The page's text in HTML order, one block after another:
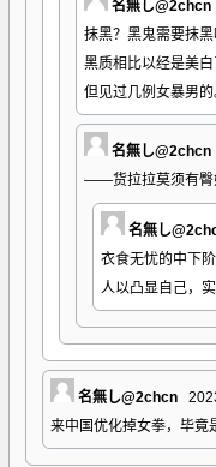
名無し@2chcn
抹黑？黑鬼需要抹
黑质相比以经是美白
但见过几例女暴男的
名無し@2chcn
——货拉拉莫须有臀
名無し
衣食无忧的中下
人以凸显自己，
名無し@2chcn
来中国优化掉女拳，毕竟